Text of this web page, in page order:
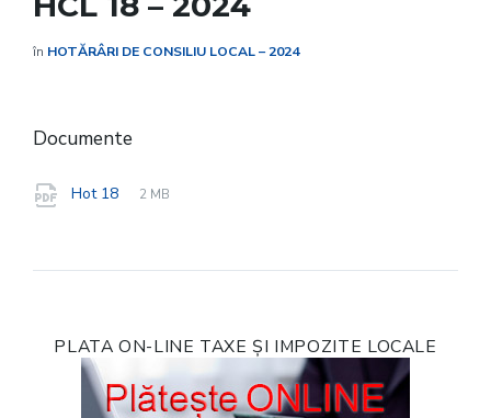
în HOTĂRÂRI DE CONSILIU LOCAL – 2024
Documente
Hot 18
File
pdf
File
2 MB
PLATA ON-LINE TAXE ȘI IMPOZITE LOCALE